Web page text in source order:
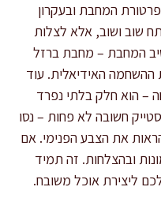
המחבת ובעקרון
שוב ושוב, אלא לצלות
המחבת – מחבת ברזל
ההשחמה האידיאלית. עוד
– הוא חלק בלתי נפרד
חשובה לא פחות – נסו
את הצבע הפנימי. אם
ובהצלחות. זה תמיד
ליצירת אוכל משובח.